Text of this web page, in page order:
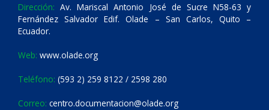
Dirección: Av. Mariscal Antonio José de Sucre N58-63 y
Fernández Salvador Edif. Olade – San Carlos, Quito –
Ecuador.
Web: www.olade.org
Teléfono: (593 2) 259 8122 / 2598 280
Correo: centro.documentacion@olade.org